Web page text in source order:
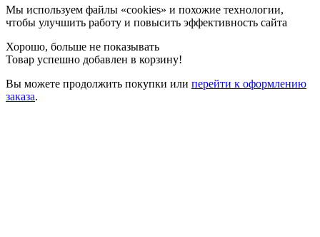
Мы используем файлы «cookies» и похожие технологии,
чтобы улучшить работу и повысить эффективность сайта
Хорошо, больше не показывать
Товар успешно добавлен в корзину!
Вы можете продолжить покупки или перейти к оформлению
заказа.